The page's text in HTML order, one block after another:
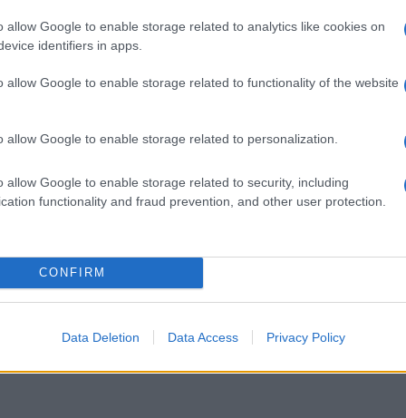
allow Google to enable storage related to analytics like cookies on
identifiers in apps.
allow Google to enable storage related to functionality of the website
allow Google to enable storage related to personalization.
allow Google to enable storage related to security, including
functionality and fraud prevention, and other user protection.
CONFIRM
Data Deletion Data Access Privacy Policy